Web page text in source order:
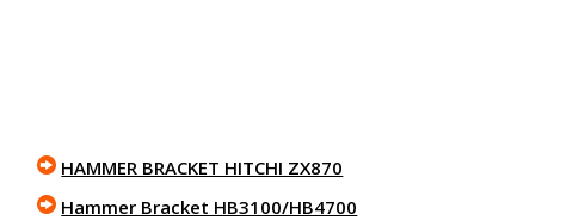
HAMMER BRACKET HITCHI ZX870
Hammer Bracket HB3100/HB4700